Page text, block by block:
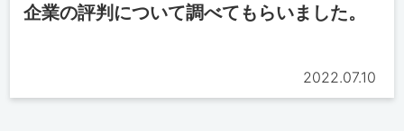
企業の評判について調べてもらいました。
2022.07.10